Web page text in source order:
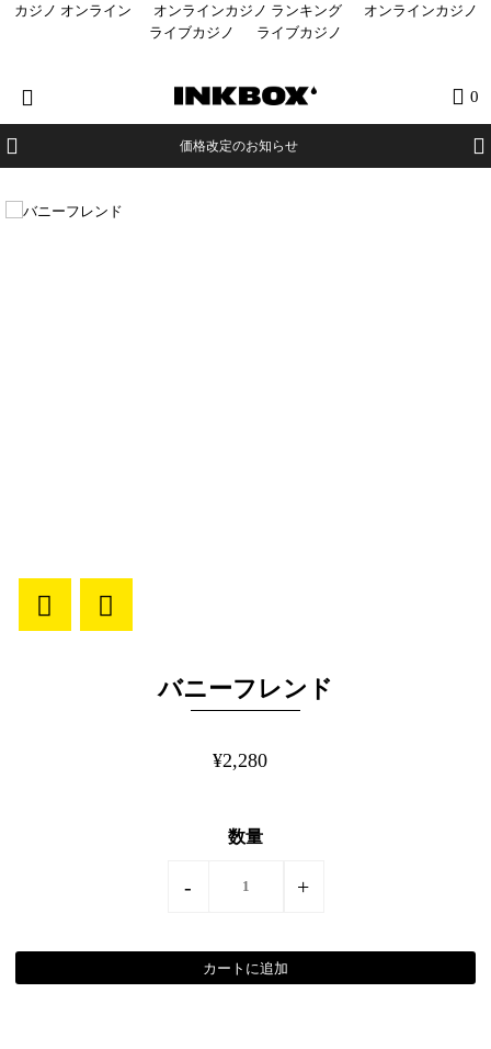
カジノ オンライン オンラインカジノ ランキング
オンラインカジノ
ライブカジノ
ライブカジノ
0
価格改定のお知らせ
バニーフレンド
¥2,280
数量
- +
HOME
イベント